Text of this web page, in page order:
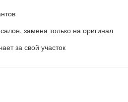
замена только на оригинал
за свой участок